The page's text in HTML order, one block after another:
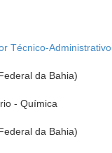
Técnico-Administrativo
da Bahia)
- Química
da Bahia)